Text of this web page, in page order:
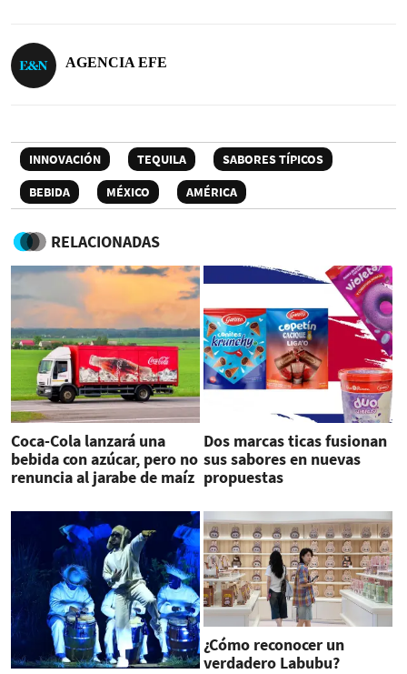
AGENCIA EFE
INNOVACIÓN TEQUILA
SABORES TÍPICOS
BEBIDA
MÉXICO AMÉRICA
RELACIONADAS
Coca-Cola lanzará una
bebida con azúcar, pero no
renuncia al jarabe de maíz
Dos marcas ticas fusionan
sus sabores en nuevas
propuestas
¿Cómo reconocer un
verdadero Labubu?